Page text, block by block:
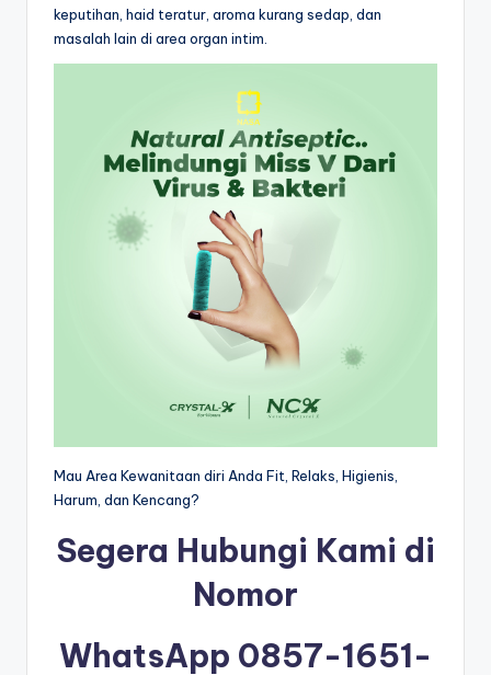
keputihan, haid teratur, aroma kurang sedap, dan
masalah lain di area organ intim.
Mau Area Kewanitaan diri Anda Fit, Relaks, Higienis,
Harum, dan Kencang?
Segera Hubungi Kami di
Nomor
WhatsApp 0857-1651-